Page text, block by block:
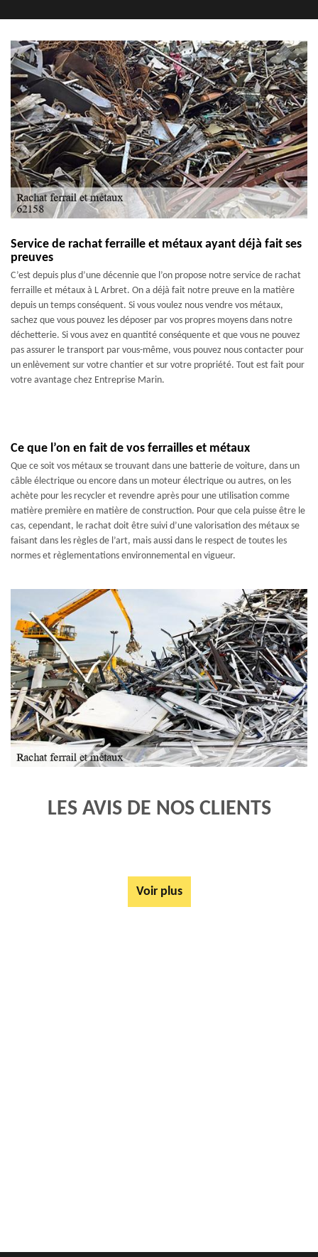
Service de rachat ferraille et métaux ayant déjà fait ses
preuves
C’est depuis plus d’une décennie que l’on propose notre service de rachat
ferraille et métaux à L Arbret. On a déjà fait notre preuve en la matière
depuis un temps conséquent. Si vous voulez nous vendre vos métaux,
sachez que vous pouvez les déposer par vos propres moyens dans notre
déchetterie. Si vous avez en quantité conséquente et que vous ne pouvez
pas assurer le transport par vous-même, vous pouvez nous contacter pour
un enlèvement sur votre chantier et sur votre propriété. Tout est fait pour
votre avantage chez Entreprise Marin.
Ce que l’on en fait de vos ferrailles et métaux
Que ce soit vos métaux se trouvant dans une batterie de voiture, dans un
câble électrique ou encore dans un moteur électrique ou autres, on les
achète pour les recycler et revendre après pour une utilisation comme
matière première en matière de construction. Pour que cela puisse être le
cas, cependant, le rachat doit être suivi d’une valorisation des métaux se
faisant dans les règles de l’art, mais aussi dans le respect de toutes les
normes et règlementations environnemental en vigueur.
LES AVIS DE NOS CLIENTS
Voir plus